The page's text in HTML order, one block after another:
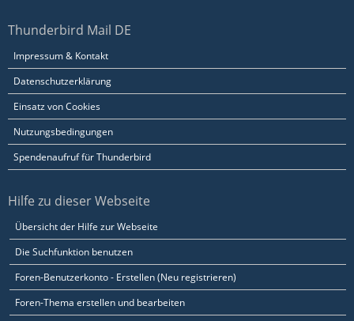
Thunderbird Mail DE
Impressum & Kontakt
Datenschutzerklärung
Einsatz von Cookies
Nutzungsbedingungen
Spendenaufruf für Thunderbird
Hilfe zu dieser Webseite
Übersicht der Hilfe zur Webseite
Die Suchfunktion benutzen
Foren-Benutzerkonto - Erstellen (Neu registrieren)
Foren-Thema erstellen und bearbeiten